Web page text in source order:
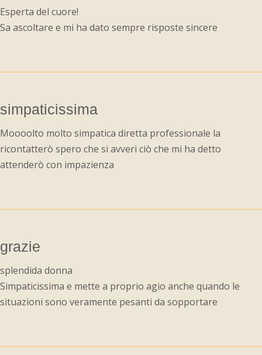
Esperta del cuore!
Sa ascoltare e mi ha dato sempre risposte sincere
simpaticissima
Moooolto molto simpatica diretta professionale la
ricontatterò spero che si avveri ciò che mi ha detto
attenderò con impazienza
grazie
splendida donna
Simpaticissima e mette a proprio agio anche quando le
situazioni sono veramente pesanti da sopportare